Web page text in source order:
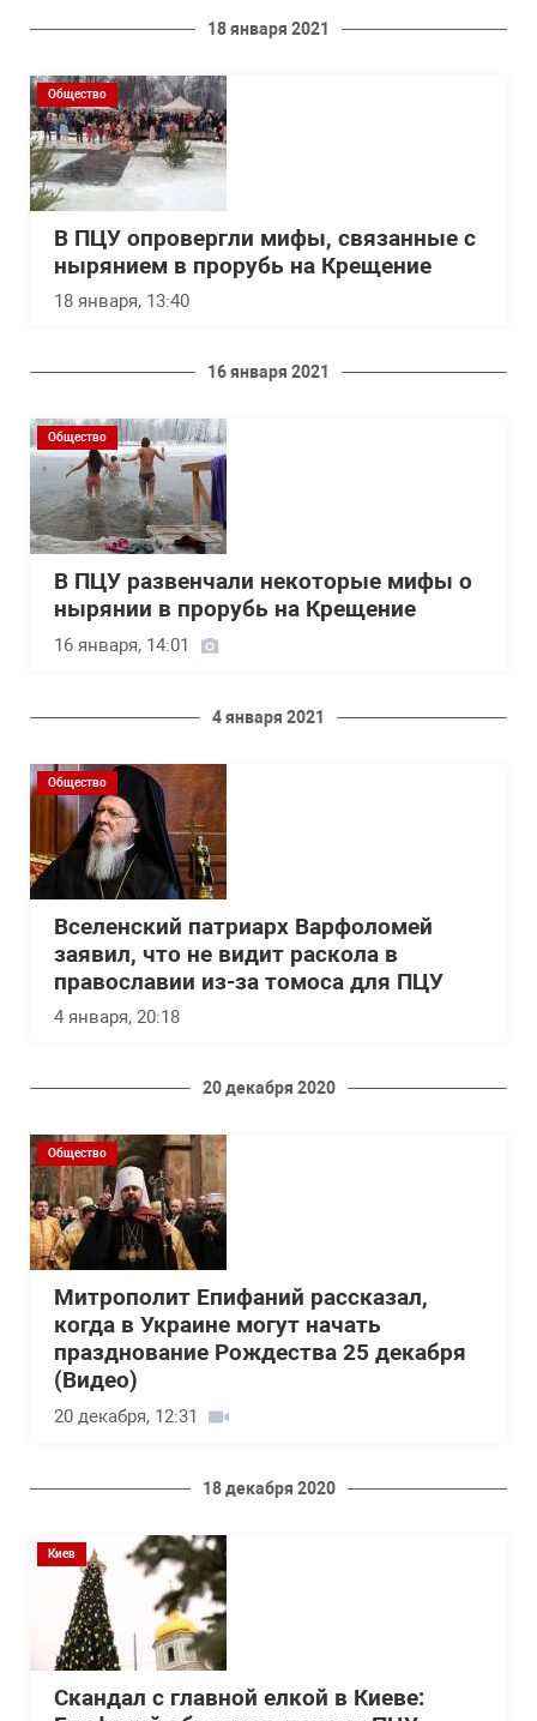
18 января 2021
Общество
В ПЦУ опровергли мифы, связанные с
нырянием в прорубь на Крещение
18 января, 13:40
16 января 2021
Общество
В ПЦУ развенчали некоторые мифы о
нырянии в прорубь на Крещение
16 января, 14:01
4 января 2021
Общество
Вселенский патриарх Варфоломей
заявил, что не видит раскола в
православии из-за томоса для ПЦУ
4 января, 20:18
20 декабря 2020
Общество
Митрополит Епифаний рассказал,
когда в Украине могут начать
празднование Рождества 25 декабря
(Видео)
20 декабря, 12:31
18 декабря 2020
Киев
Скандал с главной елкой в Киеве: